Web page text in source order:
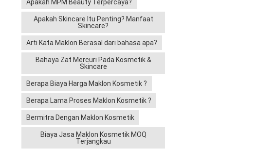
Apakah MPM Beauty Terpercaya?
Apakah Skincare Itu Penting? Manfaat
Skincare?
Arti Kata Maklon Berasal dari bahasa apa?
Bahaya Zat Mercuri Pada Kosmetik &
Skincare
Berapa Biaya Harga Maklon Kosmetik ?
Berapa Lama Proses Maklon Kosmetik ?
Bermitra Dengan Maklon Kosmetik
Biaya Jasa Maklon Kosmetik MOQ
Terjangkau